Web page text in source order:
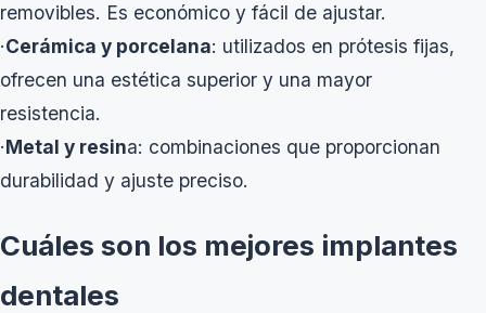
removibles. Es económico y fácil de ajustar.
·Cerámica y porcelana: utilizados en prótesis fijas,
ofrecen una estética superior y una mayor
resistencia.
·Metal y resina: combinaciones que proporcionan
durabilidad y ajuste preciso.
Cuáles son los mejores implantes
dentales